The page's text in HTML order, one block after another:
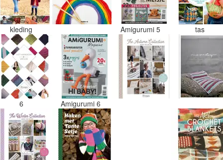
kleding Amigurumi 5 tas
6 Amigurumi 6